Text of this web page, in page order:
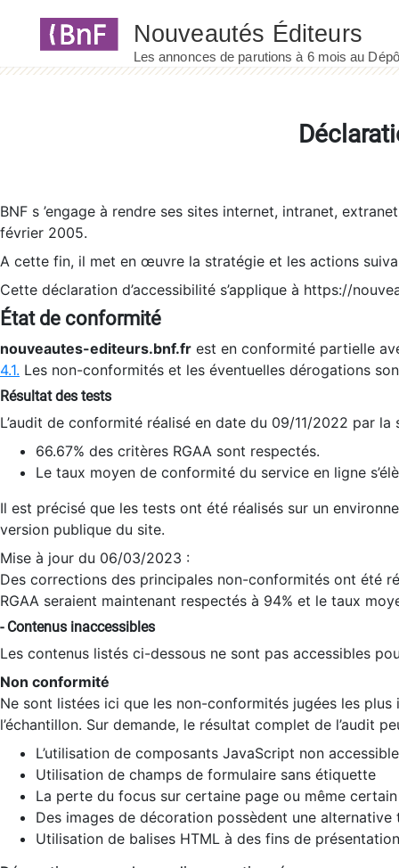
BNF s ’engage à rendre ses sites internet, intranet,
février 2005.
A cette fin, il met en œuvre la stratégie et les actions
Cette déclaration d’accessibilité s’applique à https://
État de conformité
nouveautes-editeurs.bnf.fr est en conformité partielle
4.1. Les non-conformités et les éventuelles dérogations
Résultat des tests
L’audit de conformité réalisé en date du 09/11/2022 par
66.67% des critères RGAA sont respectés.
Le taux moyen de conformité du service en ligne
Il est précisé que les tests ont été réalisés sur un
version publique du site.
Mise à jour du 06/03/2023 :
Des corrections des principales non-conformités ont été
RGAA seraient maintenant respectés à 94% et le taux
- Contenus inaccessibles
Les contenus listés ci-dessous ne sont pas accessibles
Non conformité
Ne sont listées ici que les non-conformités jugées les
l’échantillon. Sur demande, le résultat complet de l’audit
L’utilisation de composants JavaScript non
Utilisation de champs de formulaire sans étiquette
La perte du focus sur certaine page ou même
Des images de décoration possèdent une alternative
Utilisation de balises HTML à des fins de